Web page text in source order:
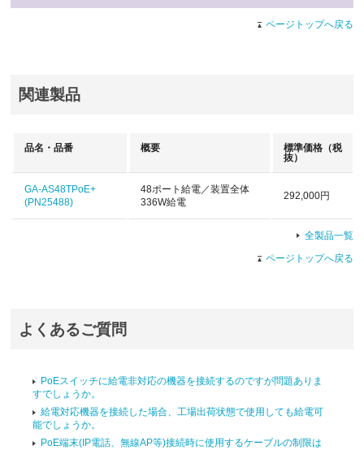
ページトップへ戻る
関連製品
品名・品番 概要 標準価格 （税
抜）
GA-AS48TPoE+
(PN25488)
48ポート給電／装置全体
336W給電
292,000円
全製品一覧
ページトップへ戻る
よくあるご質問
PoEスイッチに給電非対応の機器を接続するのですが問題ありま
すでしょうか。
給電対応機器を接続した場合、工場出荷状態で使用しても給電可
能でしょうか。
PoE端末(IP電話、無線AP等)接続時に使用するケーブルの制限は